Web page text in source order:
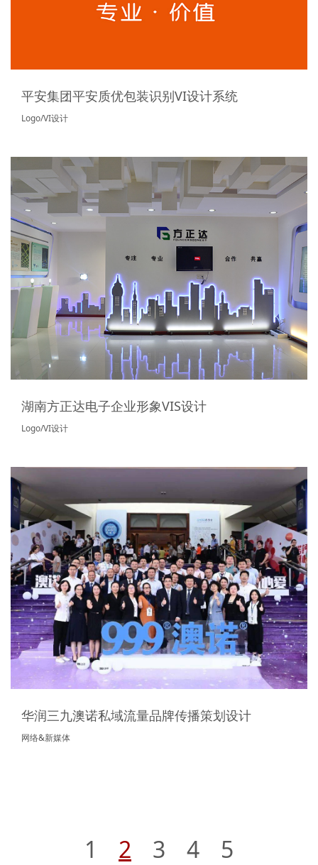
平安集团平安质优包装识别VI设计系统
Logo/VI设计
湖南方正达电子企业形象VIS设计
Logo/VI设计
华润三九澳诺私域流量品牌传播策划设计
网络&新媒体
1 2 3 4 5